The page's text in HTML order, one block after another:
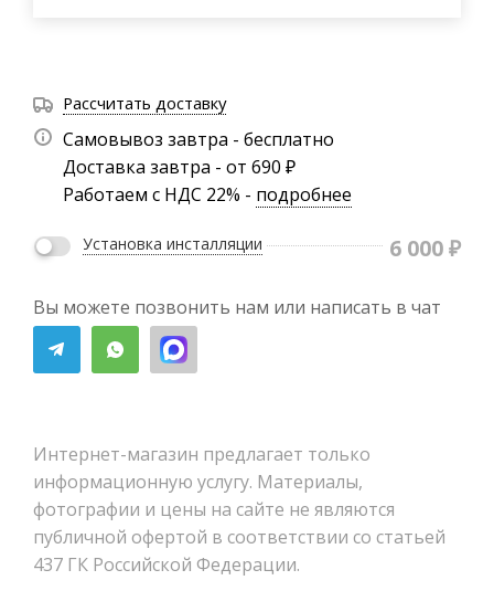
Рассчитать доставку
Самовывоз завтра - бесплатно
Доставка завтра - от 690 ₽
Работаем с НДС 22% - подробнее
Установка инсталляции 6 000₽
Вы можете позвонить нам или написать в чат
Интернет-магазин предлагает только
информационную услугу. Материалы,
фотографии и цены на сайте не являются
публичной офертой в соответствии со статьей
437 ГК Российской Федерации.